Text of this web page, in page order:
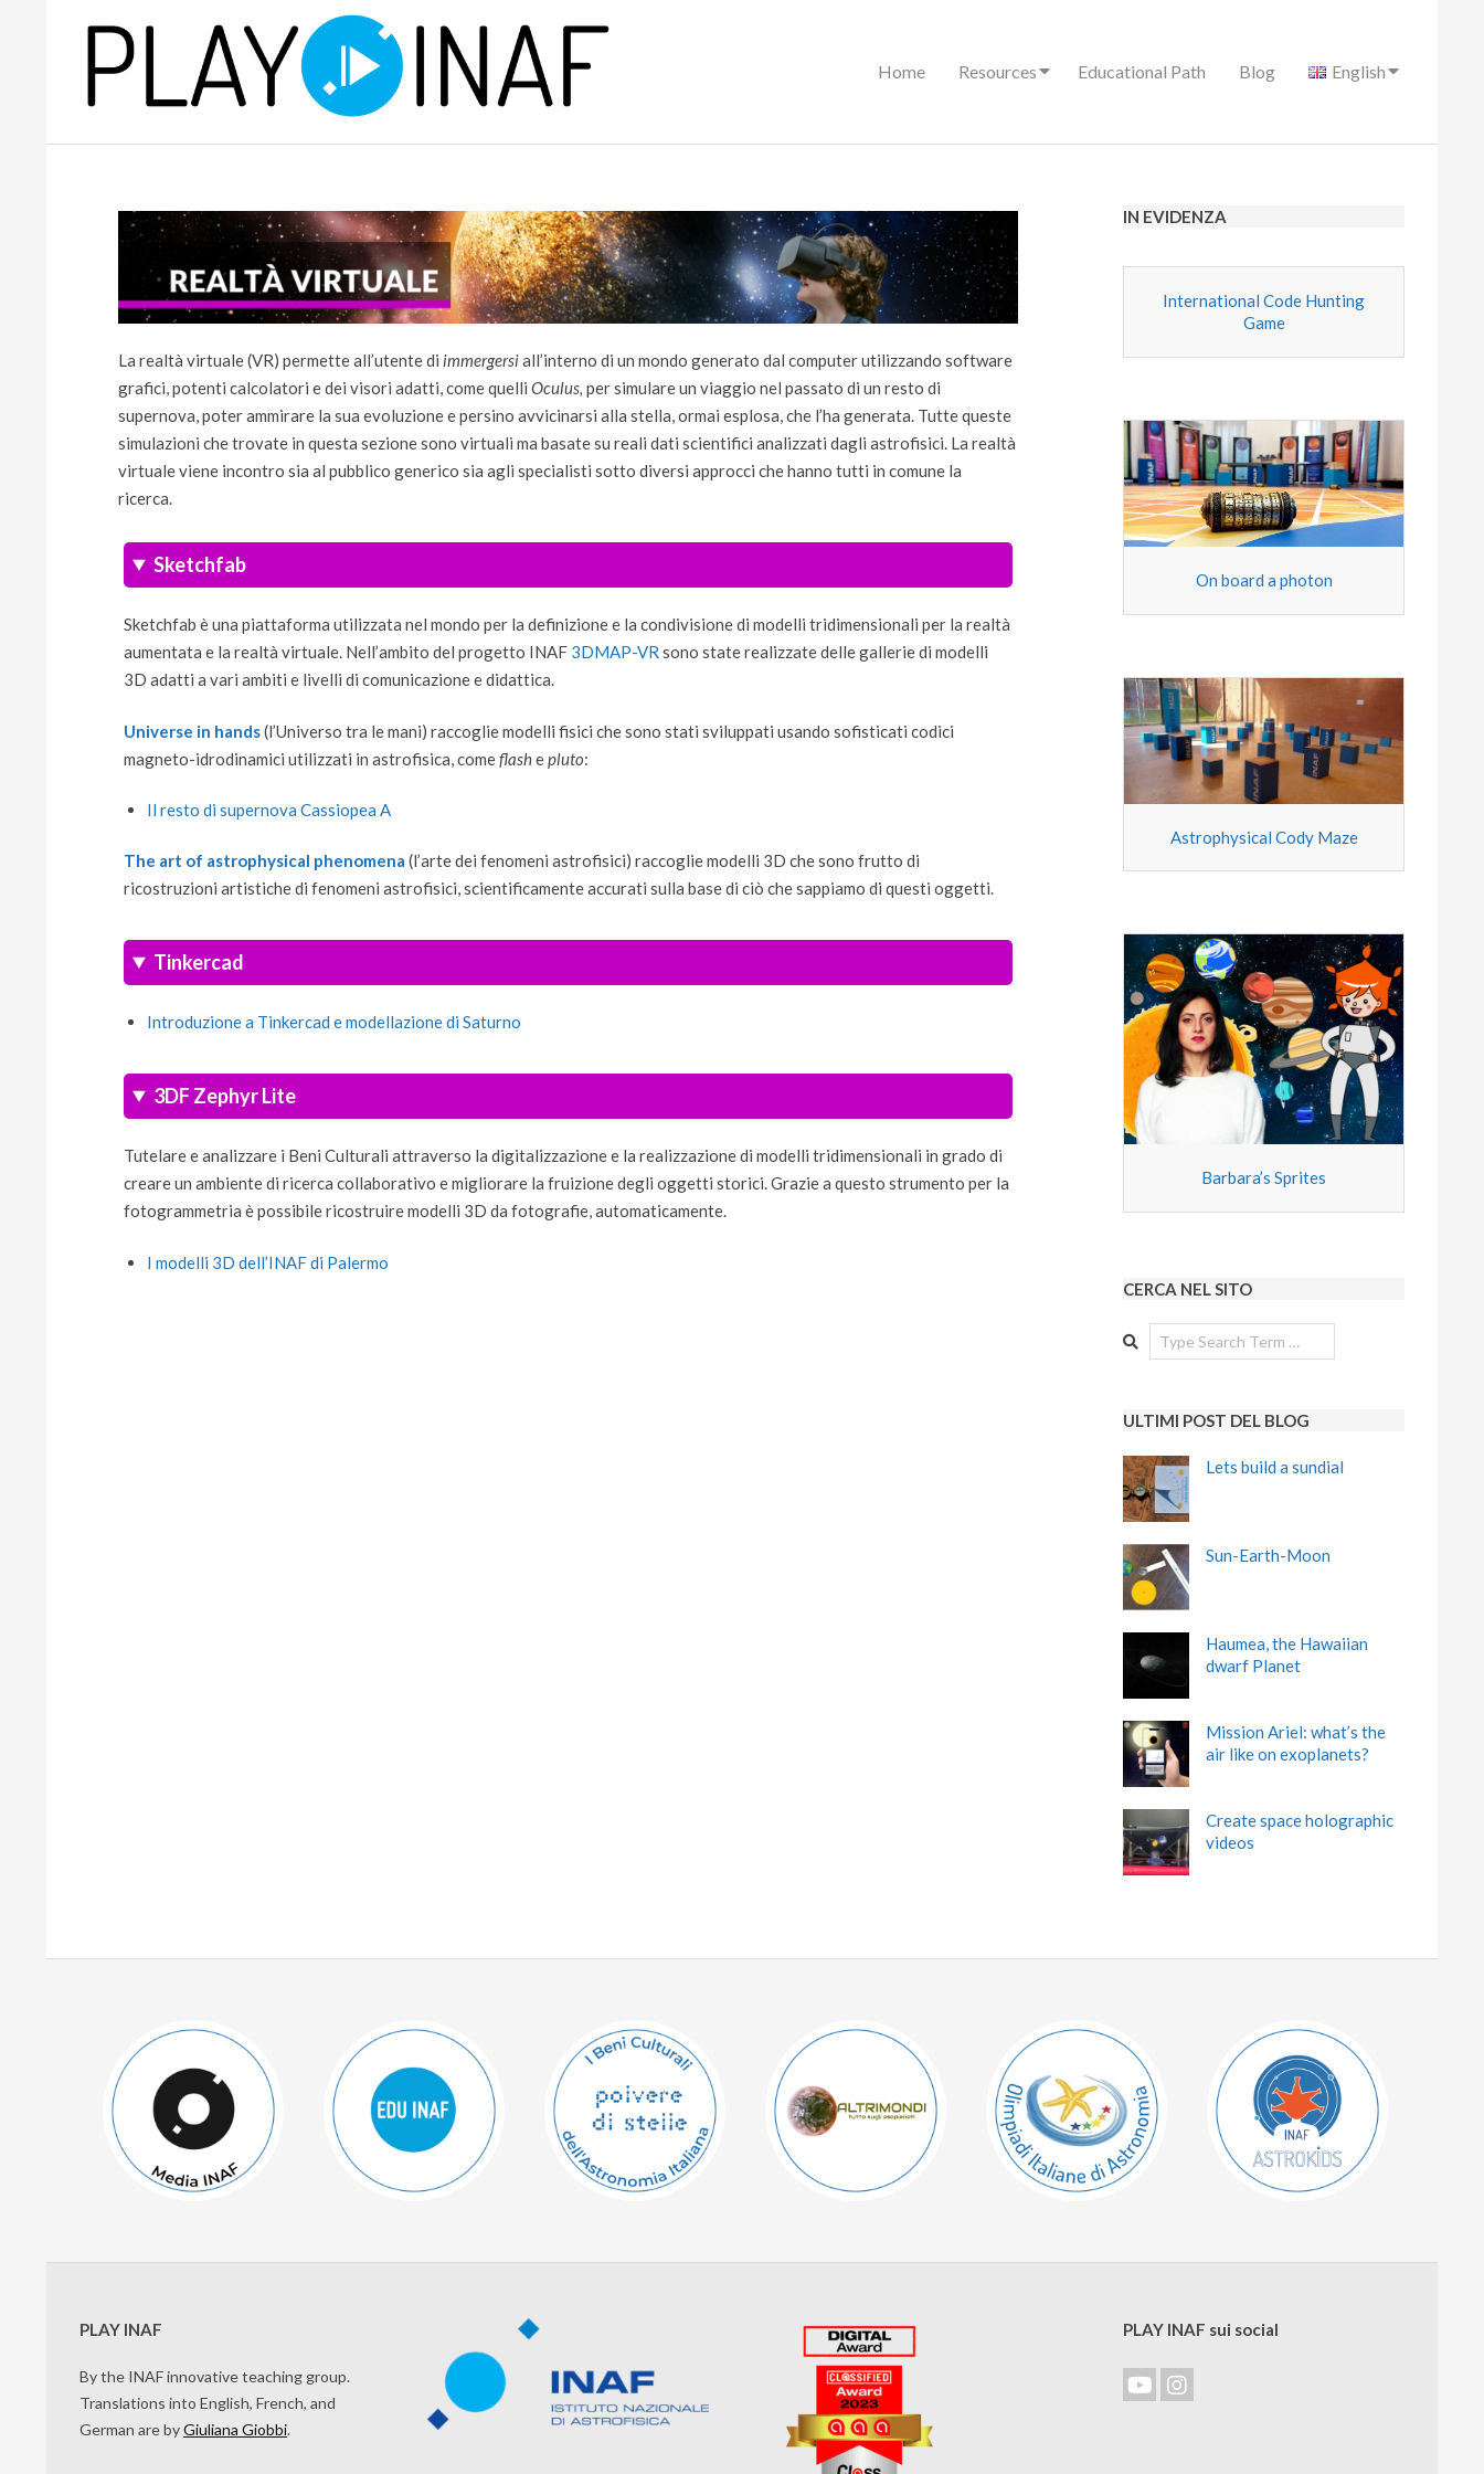
P
Home Resources Educational Path Blog English
La realtà virtuale (VR) permette all’utente di immergersiall’interno di un mondo generato dal computer utilizzando software
grafici, potenti calcolatori e dei visori adatti, come quelli Oculus, per simulare un viaggio nel passato di un resto di
supernova, poter ammirare la sua evoluzione e persino avvicinarsi alla stella, ormai esplosa, che l’ha generata. Tutte queste
simulazioni che trovate in questa sezione sono virtuali ma basate su reali dati scientifici analizzati dagli astrofisici. La realtà
virtuale viene incontro sia al pubblico generico sia agli specialisti sotto diversi approcci che hanno tutti in comune la
ricerca.
Sketchfab
Sketchfab è una piattaforma utilizzata nel mondo per la definizione e la condivisione di modelli tridimensionali per la realtà
aumentata e la realtà virtuale. Nell’ambito del progetto INAF 3DMAP-VR sono state realizzate delle gallerie di modelli
3D adatti a vari ambiti e livelli di comunicazione e didattica.
Universe in hands(l’Universo tra le mani) raccoglie modelli fisici che sono stati sviluppati usando sofisticati codici
magneto-idrodinamici utilizzati in astrofisica, comeflashepluto:
Il resto di supernova Cassiopea A
The art of astrophysical phenomena (l’arte dei fenomeni astrofisici) raccoglie modelli 3D che sono frutto di
ricostruzioni artistiche di fenomeni astrofisici, scientificamente accurati sulla base di ciò che sappiamo di questi oggetti.
Tinkercad
Introduzione a Tinkercad e modellazione di Saturno
3DF Zephyr Lite
Tutelare e analizzare i Beni Culturali attraverso la digitalizzazione e la realizzazione di modelli tridimensionali in grado di
creare un ambiente di ricerca collaborativo e migliorare la fruizione degli oggetti storici. Grazie a questo strumento per la
fotogrammetria è possibile ricostruire modelli 3D da fotografie, automaticamente.
I modelli 3D dell’INAF di Palermo
IN EVIDENZA
International Code Hunting
Game
On board a photon
Astrophysical Cody Maze
Barbara’s Sprites
CERCA NEL SITO
Search
ULTIMI POST DEL BLOG
Lets build a sundial
Sun-Earth-Moon
Haumea, the Hawaiian
dwarf Planet
Mission Ariel: what’s the
air like on exoplanets?
Create space holographic
videos
PLAY INAF
By the INAF innovative teaching group.
Translations into English, French, and
German are byGiuliana Giobbi.
PLAY INAF sui social